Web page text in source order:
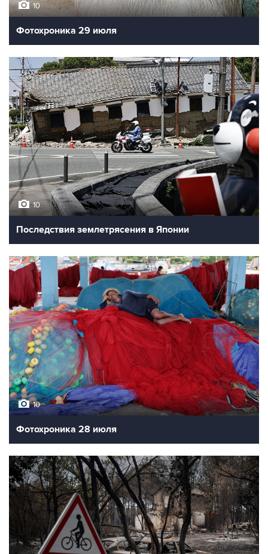
10
Фотохроника 29 июля
10
Последствия землетрясения в Японии
10
Фотохроника 28 июля